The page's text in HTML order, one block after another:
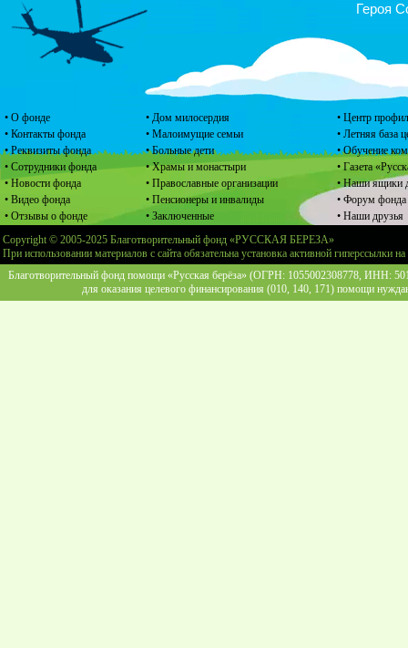
• О фонде
• Контакты фонда
• Реквизиты фонда
• Сотрудники фонда
• Новости фонда
• Видео фонда
• Отзывы о фонде
• Дом милосердия
• Малоимущие семьи
• Больные дети
• Храмы и монастыри
• Православные организации
• Пенсионеры и инвалиды
• Заключенные
• Центр
• Летняя база
• Обучение
• Газета
• Наши ящики
• Форум фонда
• Наши друзья
Героя
Copyright © 2005-2025 Благотворительный фонд «РУССКАЯ БЕРЕЗА»
При использовании материалов с сайта обязательна установка активной гиперссылки
Благотворительный фонд помощи «Русская берёза» (ОГРН: 1055002308778, ИНН:
для оказания целевого финансирования (010, 140, 171) помощи